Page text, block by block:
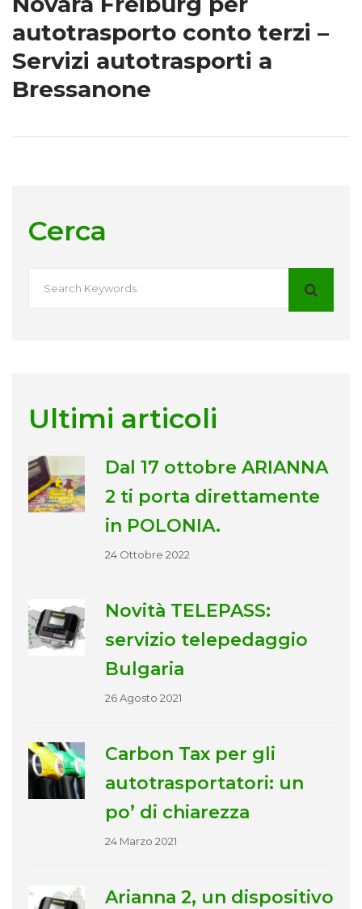
autotrasporto conto terzi –
Servizi autotrasporti a
Bressanone
Cerca
Ultimi articoli
Dal 17 ottobre ARIANNA
2 ti porta direttamente
in POLONIA.
24 Ottobre 2022
Novità TELEPASS:
servizio telepedaggio
Bulgaria
26 Agosto 2021
Carbon Tax per gli
autotrasportatori: un
po’ di chiarezza
24 Marzo 2021
Arianna 2, un dispositivo